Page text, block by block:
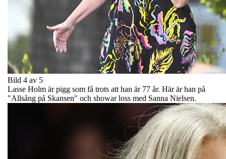
Bild 4 av 5
Lasse Holm är pigg som få trots att han är 77 år. Här är han på
"Allsång på Skansen" och showar loss med Sanna Nielsen.